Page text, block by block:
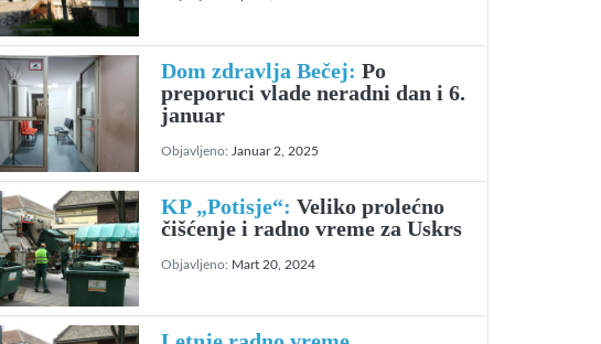
Dom zdravlja Bečej: Po
preporuci vlade neradni dan i 6.
januar
Objavljeno: Januar 2, 2025
KP „Potisje“: Veliko prolećno
čišćenje i radno vreme za Uskrs
Objavljeno: Mart 20, 2024